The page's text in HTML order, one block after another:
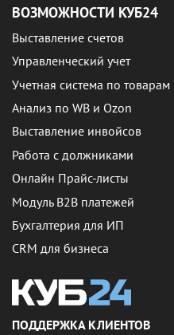
ВОЗМОЖНОСТИ КУБ24
Выставление счетов
Управленческий учет
Учетная система по товарам
Анализ по WB и Ozon
Выставление инвойсов
Работа с должниками
Онлайн Прайс-листы
Модуль B2B платежей
Бухгалтерия для ИП
CRM для бизнеса
ПОДДЕРЖКА КЛИЕНТОВ